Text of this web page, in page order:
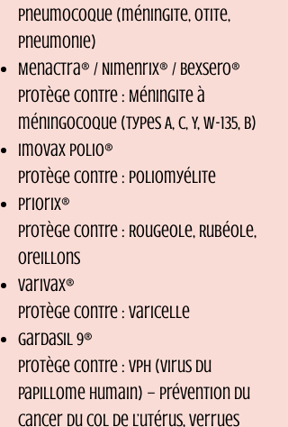
pneumocoque (méningite, otite,
pneumonie)
Menactra® / Nimenrix® / Bexsero®
Protège contre : Méningite à
méningocoque (types A, C, Y, W-135, B)
Imovax Polio®
Protège contre : Poliomyélite
Priorix®
Protège contre : Rougeole, Rubéole,
Oreillons
Varivax®
Protège contre : Varicelle
Gardasil 9®
Protège contre : VPH (virus du
papillome humain) – prévention du
cancer du col de l’utérus, verrues